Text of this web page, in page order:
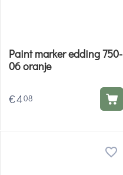
Paint marker edding 750-
06 oranje
€408